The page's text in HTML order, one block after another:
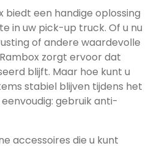
biedt een handige oplossing
in uw pick-up truck. Of u nu
of andere waardevolle
zorgt ervoor dat
blijft. Maar hoe kunt u
stabiel blijven tijdens het
gebruik anti-
accessoires die u kunt